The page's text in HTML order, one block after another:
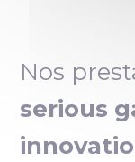
Nos
serious